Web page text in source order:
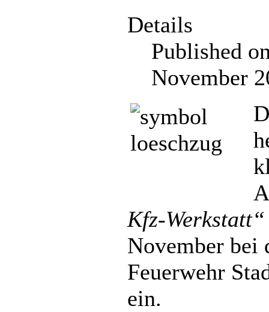
Details
Published
November
Kfz-Werkstatt“
November
Feuerwehr
ein.